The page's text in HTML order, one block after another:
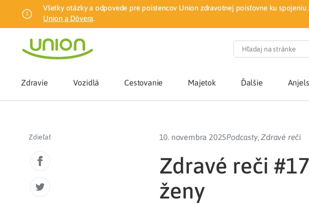
Všetky otázky a odpovede pre poistencov Union zdravotnej poisťovne ku
Union a Dôvera.
Zdravie
Zmena zdravotnej poisťovne
Union mobilná aplikácia
Vozidlá Cestovanie Majetok Ďalšie
Zdieľať 10. novembra 2025Podcasty,Zdravé reči
Zdravé reči
ženy